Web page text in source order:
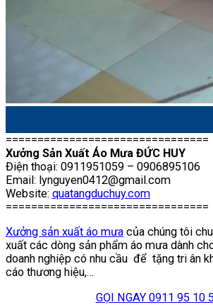
================================
Xưởng Sản Xuất Áo Mưa ĐỨC HUY
Điện thoại: 0911951059 – 0906895106
Email: lynguyen0412@gmail.com
Website: quatangduchuy.com
================================
Xưởng sản xuất áo mưa của chúng tôi
xuất các dòng sản phẩm áo mưa dành
doanh nghiệp có nhu cầu để tặng tri ân
cáo thương hiệu,…
GỌI NGAY 0911 95 10